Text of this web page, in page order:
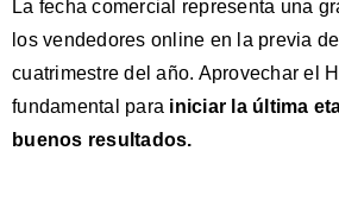
La fecha comercial representa una
los vendedores online en la previa
cuatrimestre del año. Aprovechar el
fundamental para iniciar laúltima
buenos resultados.